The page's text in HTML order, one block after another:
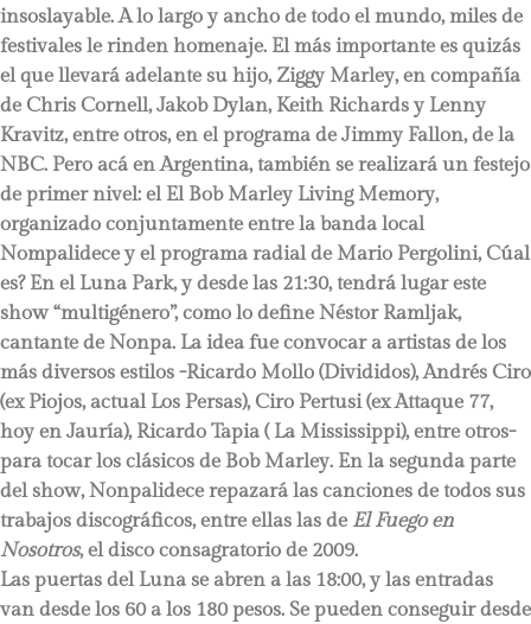
insoslayable. A lo largo y ancho de todo el mundo, miles de
festivales le rinden homenaje. El más importante es quizás
el que llevará adelante su hijo, Ziggy Marley, en compañía
de Chris Cornell, Jakob Dylan, Keith Richards y Lenny
Kravitz, entre otros, en el programa de Jimmy Fallon, de la
NBC. Pero acá en Argentina, también se realizará un festejo
de primer nivel: el El Bob Marley Living Memory,
organizado conjuntamente entre la banda local
Nompalidece y el programa radial de Mario Pergolini, Cúal
es? En el Luna Park, y desde las 21:30, tendrá lugar este
show “multigénero”, como lo define Néstor Ramljak,
cantante de Nonpa. La idea fue convocar a artistas de los
más diversos estilos -Ricardo Mollo (Divididos), Andrés Ciro
(ex Piojos, actual Los Persas), Ciro Pertusi (ex Attaque 77,
hoy en Jauría), Ricardo Tapia ( La Mississippi), entre otros-
para tocar los clásicos de Bob Marley. En la segunda parte
del show, Nonpalidece repazará las canciones de todos sus
trabajos discográficos, entre ellas las de El Fuego en
Nosotros, el disco consagratorio de 2009.
Las puertas del Luna se abren a las 18:00, y las entradas
van desde los 60 a los 180 pesos. Se pueden conseguir desde